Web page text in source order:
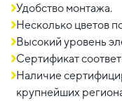
Удобство монтажа.
Несколько цветов
Высокий уровень
Сертификат
Наличие
крупнейших